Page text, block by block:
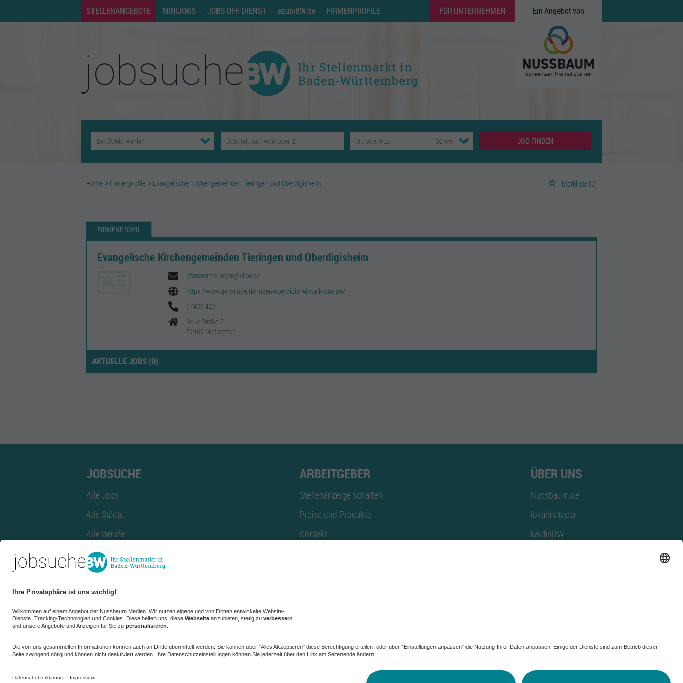
STELLENANGEBOTE MINIJOBS JOBS ÖFF. DIENST azubiBW.de FIRMENPROFILE FÜR UNTERNEHMEN Ein Angebot von
JOB FINDEN
Home Firmenprofile Evangelische Kirchengemeinden Tieringen und Oberdigisheim Merkliste (0)
FIRMENPROFIL
Evangelische Kirchengemeinden Tieringen und Oberdigisheim
pfarramt.tieringen@elkw.de
https://www.gemeinde.tieringen-oberdigisheim.elk-wue.de/
07436 426
Neue Straße 5
72469 Meßstetten
AKTUELLE JOBS (0)
JOBSUCHE
Alle Jobs
Alle Städte
Alle Berufe
Alle Berufe nach Stadt
Alle Tätigkeitsbereiche
Alle Tätigkeitsbereiche nach Stadt
azubiBW.de
Minijobs
Firmenprofil
ARBEITGEBER
Stellenanzeige schalten
Preise und Produkte
Kontakt
ÜBER UNS
Nussbaum.de
lokalmatador
kaufinBW